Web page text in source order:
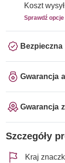
Koszt
Sprawdź
Gwarancja
Gwarancja
Szczegóły
Kraj